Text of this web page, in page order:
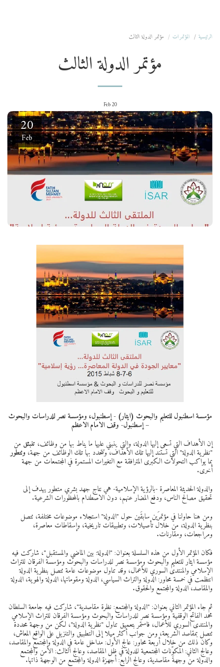
الرئيسية المؤتمرات مؤتمر الدولة الثالث
مؤتمر الدولة الثالث
Feb
20
Feb
مؤسسة اسطنبول للتعليم والبحوث (ايثار) - إسطنبول، ومؤسسة نصر للدراسات والبحوث
– إسطنبول- وقف الامام الاعظم
إن الأهداف التي تسعى إليها الدولة، والتي ينبني عليها ما يناط بها من وظائف،تنبثقمن
"نظرية الدولة" التي تستند إليها تلك الأهداف، وتتحدد بها تلك الوظائف من جهة،وتتطور
بما يواكب التحولات الكبرى المترافقة مع التغيرات المستمرة في المجتمعات من جهة
أخرى.
والدولة الحديثة المعاصرة -بالرؤية الإسلامية- هي نتاج جهد بشري متطور يهدف إلى
تحقيق مصالح الناس، ودفع المضار عنهم، دون الاصطدام بالمحظورات الشرعية.
ومن هنا حاولنا في مؤتمرَين سابقَين حول "الدولة" استجلاء موضوعات مختلفة، تتصل
بنظرية الدولة، من خلال تأصيلات، وتطبيقات تاريخية، وإسقاطات معاصرة،
ومراجعات، ومقارنات.
فكان المؤتمر الأول من هذه السلسلة بعنوان: "الدولة: بين الماضي والمستقبل"، شاركت فيه
مؤسسة ايثار للتعليم والبحوث ومؤسسة نصر للدراسات والبحوث ومؤسسة الفرقان للتراث
الإسلامي والمنتدى السوري للأعمال، وقد تناول موضوعات عامة تتصل بنظرية الدولة
انتظمت في خمسة محاور: الدولة والتراث السياسي، الدولة ومقوماتها، الدولة والهوية، الدولة
والمقاصد، الدولة والمجتمع والحقوق.
ثم جاء المؤتمر الثاني بعنوان: "الدولة والمجتمع: نظرة مقاصدية"، شاركت فيه جامعة السلطان
محمد الفاتح الوقفية ومؤسسة نصر للدراسات والبحوث ومؤسسة الفرقان للتراث الإسلامي
والمنتدى السوري للأعمال، فاستمر بتعميق تناول "نظرية الدولة"، لكن من وجهة محددة
تتصل بمقاصد الشريعة، ومن جوانب أكثر ميلا إلى التطبيق والتنزيل على الواقع المعاش،
وكان ذلك من خلال أربعة محاور: عالج الأول: مداخل عامة في الدولة والمجتمع والمقاصد،
وعالج الثاني: المكوِّنات المجتمعية للدولة في ظل المقاصد، وعالج الثالث: الأمن والمجتمع
والدولة من وجهة مقاصدية، وعالج الرابع: أجهزة الدولة والمجتمع من الوجهة ذاتها.